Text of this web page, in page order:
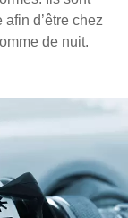
d’être chez
de nuit.